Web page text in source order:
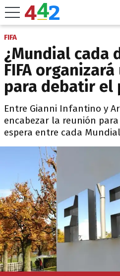
FIFA
¿Mundial cada
FIFA
para debatir el
Entre Gianni Infantino y
encabezar la reunión
espera entre cada